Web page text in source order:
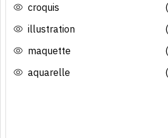
croquis
illustration
maquette
aquarelle